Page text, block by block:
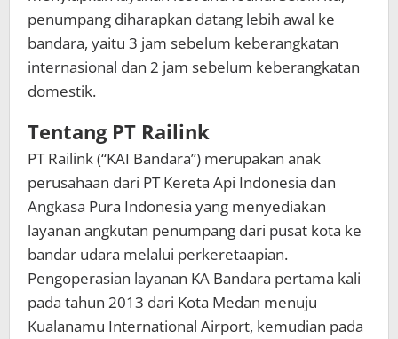
penumpang diharapkan datang lebih awal ke
bandara, yaitu 3 jam sebelum keberangkatan
internasional dan 2 jam sebelum keberangkatan
domestik.
Tentang PT Railink
PT Railink (“KAI Bandara”) merupakan anak
perusahaan dari PT Kereta Api Indonesia dan
Angkasa Pura Indonesia yang menyediakan
layanan angkutan penumpang dari pusat kota ke
bandar udara melalui perkeretaapian.
Pengoperasian layanan KA Bandara pertama kali
pada tahun 2013 dari Kota Medan menuju
Kualanamu International Airport, kemudian pada